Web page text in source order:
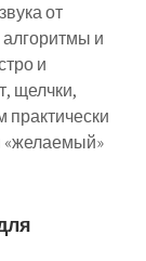
от
и
и
щелчки,
«желаемый»